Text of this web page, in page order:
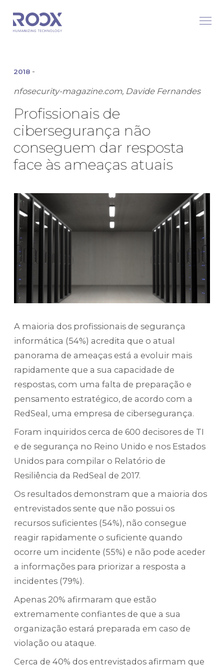
2018 -
nfosecurity-magazine.com, Davide Fernandes
Profissionais de
cibersegurança não
conseguem dar resposta
face às ameaças atuais
A maioria dos profissionais de segurança
informática (54%) acredita que o atual
panorama de ameaças está a evoluir mais
rapidamente que a sua capacidade de
respostas, com uma falta de preparação e
pensamento estratégico, de acordo com a
RedSeal, uma empresa de cibersegurança.
Foram inquiridos cerca de 600 decisores de TI
e de segurança no Reino Unido e nos Estados
Unidos para compilar o Relatório de
Resiliência da RedSeal de 2017.
Os resultados demonstram que a maioria dos
entrevistados sente que não possui os
recursos suficientes (54%), não consegue
reagir rapidamente o suficiente quando
ocorre um incidente (55%) e não pode aceder
a informações para priorizar a resposta a
incidentes (79%).
Apenas 20% afirmaram que estão
extremamente confiantes de que a sua
organização estará preparada em caso de
violação ou ataque.
Cerca de 40% dos entrevistados afirmam que